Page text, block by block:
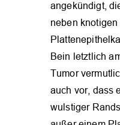
angekündigt,
neben
Bein letztlich
Tumor
auch vor, dass
wulstiger